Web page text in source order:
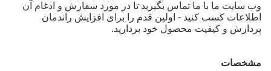
وب سایت ما با ما تماس بگیرید تا در مورد سفارش و ادغام آن
اطلاعات کسب کنید - اولین قدم را برای افزایش راندمان
پردازش و کیفیت محصول خود بردارید.
مشخصات